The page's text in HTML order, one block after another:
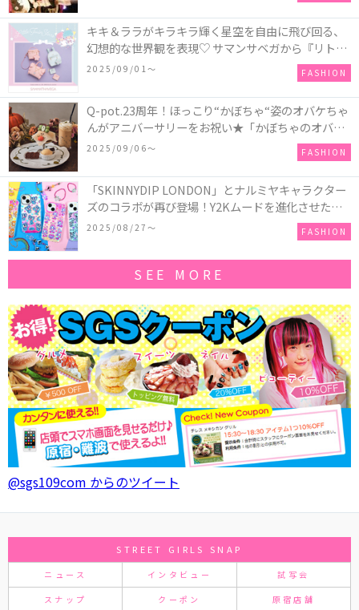
キキ＆ララがキラキラ輝く星空を自由に飛び回る、
幻想的な世界観を表現♡ サマンサベガから『リトル
ツインスターズ』50周年アニバーサリーイヤー』を
2025/09/01〜 FASHION
Q-pot.23周年！ほっこり“かぼちゃ“姿のオバケちゃ
んがアニバーサリーをお祝い★「かぼちゃのオバケ
ーキアクセサリー」が新発売！Q-pot CAFE.では
「かぼちゃのオバケーキプレート」も登場
2025/09/06〜 FASHION
「SKINNYDIP LONDON」とナルミヤキャラクター
ズのコラボが再び登場！Y2Kムードを進化させた新
作コレクションを発売♪
2025/08/27〜 FASHION
SEE MORE
@sgs109com からのツイート
STREET GIRLS SNAP
ニュース インタビュー 試写会
スナップ クーポン 原宿店舗